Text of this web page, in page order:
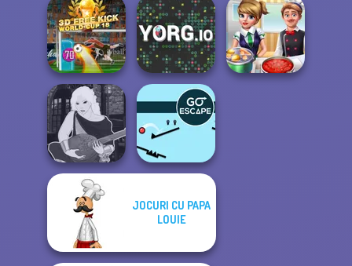
Cupcake Shop
Manga Creator
Vampire Hunter
P...
Papa's
Cupcakeria
3D Free Kick
World Cup 18
Manga Creator -
Fantasy World...
JOCURI CU PAPA
LOUIE